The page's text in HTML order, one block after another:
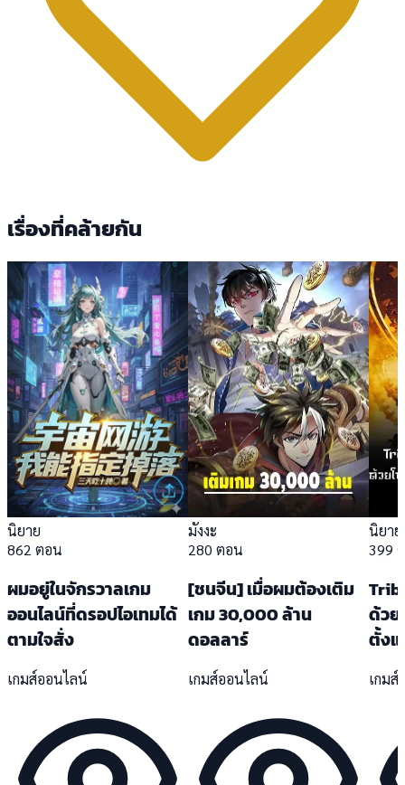
เรื่องที่คล้ายกัน
นิยาย
862 ตอน
ผมอยู่ในจักรวาลเกม
ออนไลน์ที่ดรอปไอเทมได้
ตามใจสั่ง
เกมส์ออนไลน์
มังงะ
280 ตอน
[ชนจีน] เมื่อผมต้องเติม
เกม 30,000 ล้าน
ดอลลาร์
เกมส์ออนไลน์
นิยาย
399
ด้วย
ตั้งแ
เกม